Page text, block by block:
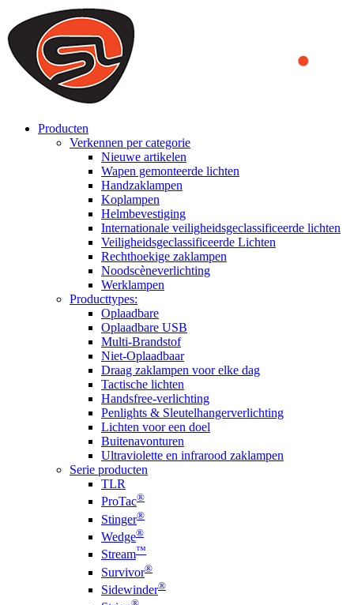
We use cookies to ensure that we provide you the best experience
on our website. By continuing to browse this website, you accept
that cookies are used to help us analyze how the website is used and
to offer you a better experience. To learn more or to find out how
you can disable cookies, you can access our
Producten
Verkennen per categorie
Nieuwe artikelen
Wapen gemonteerde lichten
Handzaklampen
Koplampen
Helmbevestiging
Internationale veiligheidsgeclassificeerde lichten
Veiligheidsgeclassificeerde Lichten
Rechthoekige zaklampen
Noodscèneverlichting
Werklampen
Producttypes:
Oplaadbare
Oplaadbare USB
Multi-Brandstof
Niet-Oplaadbaar
Draag zaklampen voor elke dag
Tactische lichten
Handsfree-verlichting
Penlights & Sleutelhangerverlichting
Lichten voor een doel
Buitenavonturen
Ultraviolette en infrarood zaklampen
Serie producten
TLR
ProTac®
Stinger®
Wedge®
Stream™
Survivor®
Sidewinder®